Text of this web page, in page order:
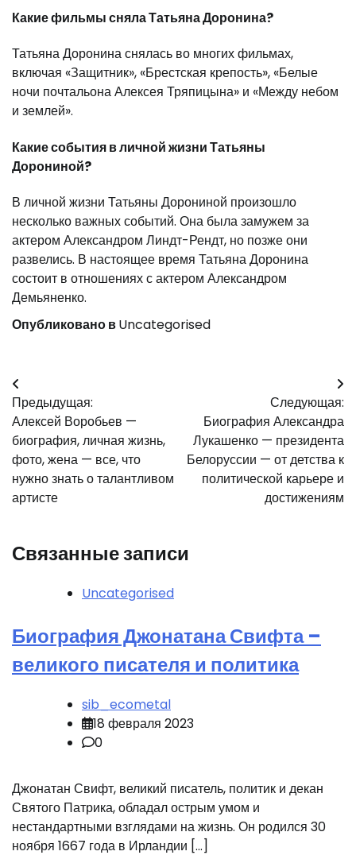
Какие фильмы сняла Татьяна Доронина?
Татьяна Доронина снялась во многих фильмах,
включая «Защитник», «Брестская крепость», «Белые
ночи почтальона Алексея Тряпицына» и «Между небом
и землей».
Какие события в личной жизни Татьяны
Дорониной?
В личной жизни Татьяны Дорониной произошло
несколько важных событий. Она была замужем за
актером Александром Линдт-Рендт, но позже они
развелись. В настоящее время Татьяна Доронина
состоит в отношениях с актером Александром
Демьяненко.
Опубликовано вUncategorised
Навигация
по
записям
Предыдущая:
Алексей Воробьев —
биография, личная жизнь,
фото, жена — все, что
нужно знать о талантливом
артисте
Следующая:
Биография Александра
Лукашенко — президента
Белоруссии — от детства к
политической карьере и
достижениям
Связанные записи
Uncategorised
Биография Джонатана Свифта –
великого писателя и политика
sib_ecometal
18 февраля 2023
0
Джонатан Свифт, великий писатель, политик и декан
Святого Патрика, обладал острым умом и
нестандартными взглядами на жизнь. Он родился 30
ноября 1667 года в Ирландии […]